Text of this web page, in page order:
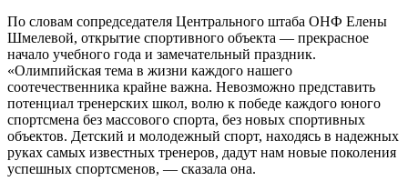
По словам сопредседателя Центрального штаба ОНФ Елены
Шмелевой, открытие спортивного объекта — прекрасное
начало учебного года и замечательный праздник.
«Олимпийская тема в жизни каждого нашего
соотечественника крайне важна. Невозможно представить
потенциал тренерских школ, волю к победе каждого юного
спортсмена без массового спорта, без новых спортивных
объектов. Детский и молодежный спорт, находясь в надежных
руках самых известных тренеров, дадут нам новые поколения
успешных спортсменов, — сказала она.